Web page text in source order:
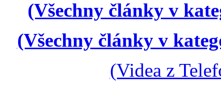
(Všechny články v
(Všechny články v
(Videa z